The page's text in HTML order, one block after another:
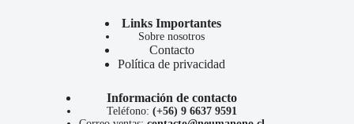
Links Importantes
Sobre nosotros
Contacto
Política de privacidad
Información de contacto
Teléfono: (+56) 9 6637 9591